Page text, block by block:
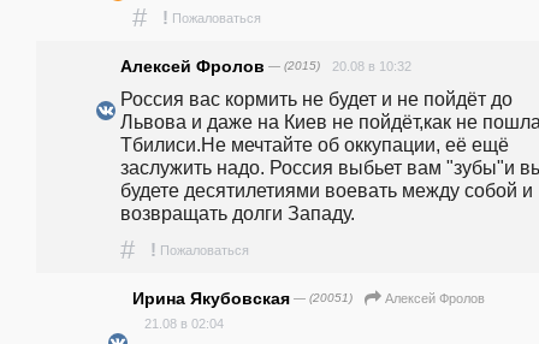
# ! Пожаловаться
Алексей Фролов — (2015) 20.08 в 10:32
Россия вас кормить не будет и не пойдёт до
Львова и даже на Киев не пойдёт,как не
Тбилиси.Не мечтайте об оккупации, её ещё
заслужить надо. Россия выбьет вам "зубы"и
будете десятилетиями воевать между собой и
возвращать долги Западу.
# ! Пожаловаться
Ирина Якубовская — (20051)
Алексей Фролов
21.08 в 02:04